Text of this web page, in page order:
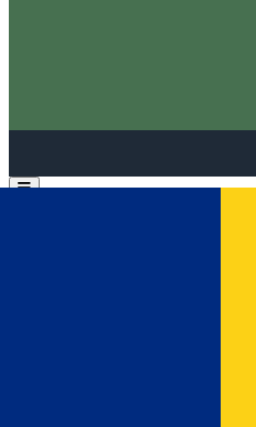
Open main menu